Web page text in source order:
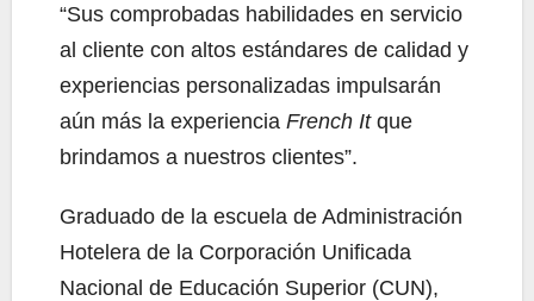
“Sus comprobadas habilidades en servicio
al cliente con altos estándares de calidad y
experiencias personalizadas impulsarán
aún más la experiencia French Itque
brindamos a nuestros clientes”.
Graduado de la escuela de Administración
Hotelera de la Corporación Unificada
Nacional de Educación Superior (CUN),